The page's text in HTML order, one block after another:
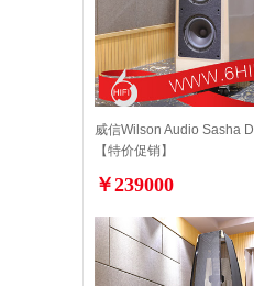
威信Wilson Audio Sasha
【特价促销】
￥239000